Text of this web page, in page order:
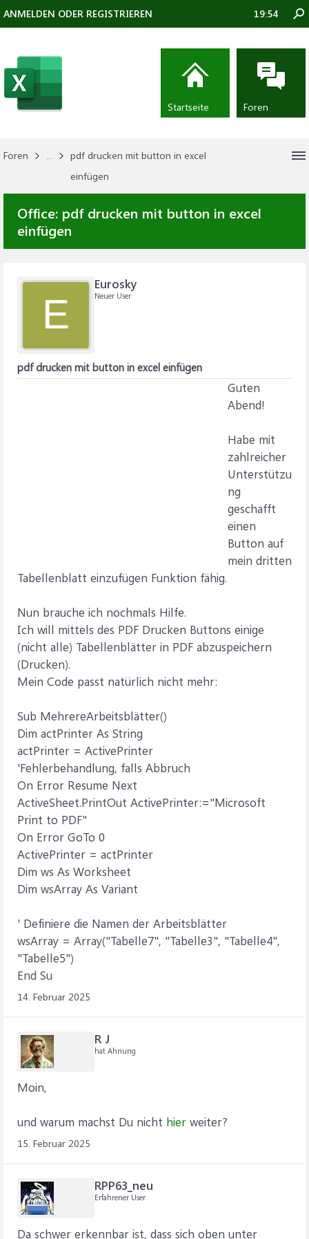
Foren ...
pdf drucken mit button in excel
einfügen
Office: pdf drucken mit button in excel
einfügen
E
Eurosky
Neuer User
pdf drucken mit button in excel einfügen
Guten
Abend!
Habe mit
zahlreicher
Unterstützu
ng
geschafft
einen
Button auf
mein dritten
Tabellenblatt einzufügen Funktion fähig.
Nun brauche ich nochmals Hilfe.
Ich will mittels des PDF Drucken Buttons einige
(nicht alle) Tabellenblätter in PDF abzuspeichern
(Drucken).
Mein Code passt natürlich nicht mehr:
Sub MehrereArbeitsblätter()
Dim actPrinter As String
actPrinter = ActivePrinter
'Fehlerbehandlung, falls Abbruch
On Error Resume Next
ActiveSheet.PrintOut ActivePrinter:="Microsoft
Print to PDF"
On Error GoTo 0
ActivePrinter = actPrinter
Dim ws As Worksheet
Dim wsArray As Variant
' Definiere die Namen der Arbeitsblätter
wsArray = Array("Tabelle7", "Tabelle3", "Tabelle4",
"Tabelle5")
End Su
14. Februar 2025
R J
hat Ahnung
Moin,
und warum machst Du nicht hier weiter?
15. Februar 2025
RPP63_neu
Erfahrener User
Da schwer erkennbar ist, dass sich oben unter
ANMELDEN ODER REGISTRIEREN 19:54
Startseite Foren